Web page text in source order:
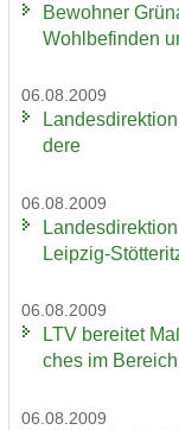
Be­woh­ner
Wohl­be­fin­den
06.08.2009
de­re
06.08.2009
Leipzig-​
06.08.2009
LTV be­rei­tet
ches im
06.08.2009